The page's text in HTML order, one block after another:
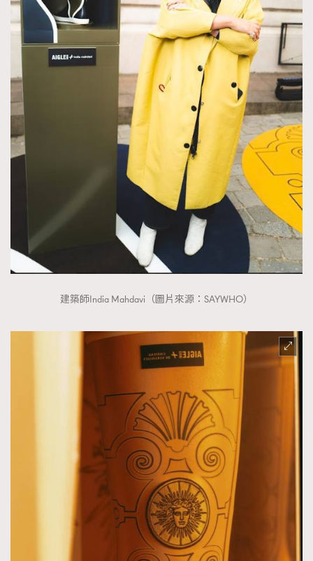
建築師India Mahdavi（圖片來源：SAYWHO）